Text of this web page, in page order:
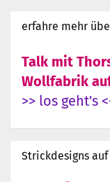
erfahre mehr
Talk mit
Wollfabrik
>> los geht's
Strickdesigns